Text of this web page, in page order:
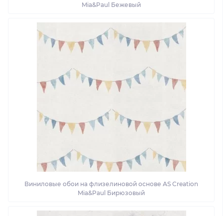
Mia&Paul Бежевый
Виниловые обои на флизелиновой основе AS Creation
Mia&Paul Бирюзовый